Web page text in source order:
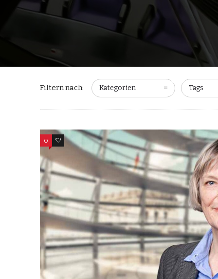
Filtern nach: Kategorien Tags
0 0